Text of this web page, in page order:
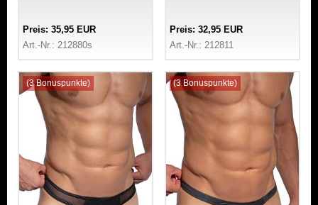
Preis: 35,95 EUR
Art.-Nr.: 212880s
Preis: 32,95 EUR
Art.-Nr.: 212811
(3 Bonuspunkte) (3 Bonuspunkte)